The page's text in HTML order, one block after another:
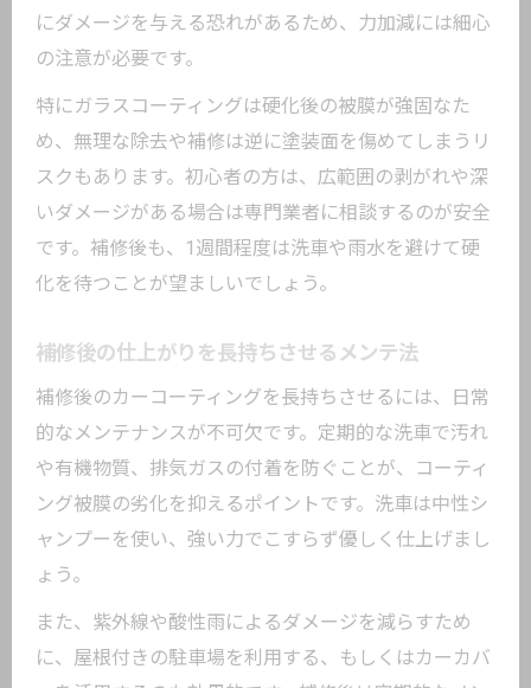
にダメージを与える恐れがあるため、力加減には細心
の注意が必要です。
特にガラスコーティングは硬化後の被膜が強固なた
め、無理な除去や補修は逆に塗装面を傷めてしまうリ
スクもあります。初心者の方は、広範囲の剥がれや深
いダメージがある場合は専門業者に相談するのが安全
です。補修後も、1週間程度は洗車や雨水を避けて硬
化を待つことが望ましいでしょう。
補修後の仕上がりを長持ちさせるメンテ法
補修後のカーコーティングを長持ちさせるには、日常
的なメンテナンスが不可欠です。定期的な洗車で汚れ
や有機物質、排気ガスの付着を防ぐことが、コーティ
ング被膜の劣化を抑えるポイントです。洗車は中性シ
ャンプーを使い、強い力でこすらず優しく仕上げまし
ょう。
また、紫外線や酸性雨によるダメージを減らすため
に、屋根付きの駐車場を利用する、もしくはカーカバ